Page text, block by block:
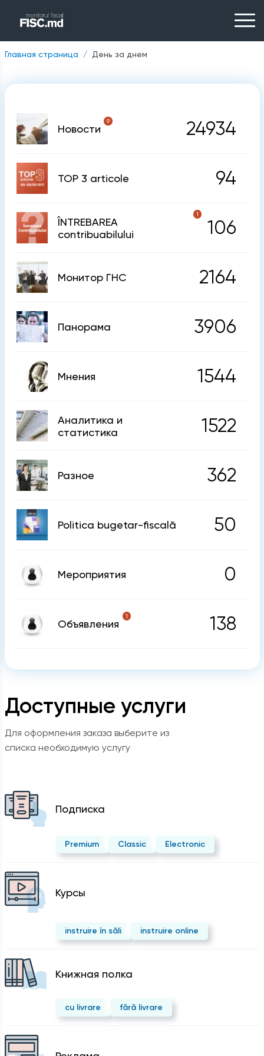
Главная страница День за днем
Доступные услуги
Для оформления заказа выберите из
списка необходимую услугу
Подписка
Premium Classic Electronic
Курсы
instruire în săli instruire online
Kнижная полка
cu livrare fără livrare
Новости
9 24934
TOP 3 articole 94
ÎNTREBAREA
contribuabilului
1
106
Монитор ГНС 2164
Панорама 3906
Мнения 1544
Аналитика и
статистика
1522
Разное 362
Politica bugetar-fiscală 50
Мероприятия 0
Объявления
1 138